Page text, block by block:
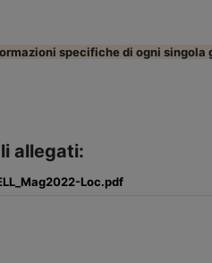
specifiche di ogni
allegati:
Loc.pdf